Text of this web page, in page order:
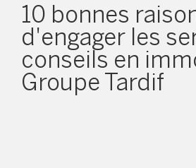
10 bonnes
d'engager les
conseils en
Groupe Tardif